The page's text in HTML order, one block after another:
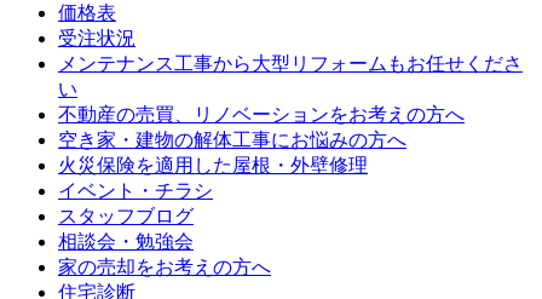
価格表
受注状況
メンテナンス工事から大型リフォームもお任せくださ
い
不動産の売買、リノベーションをお考えの方へ
空き家・建物の解体工事にお悩みの方へ
火災保険を適用した屋根・外壁修理
イベント・チラシ
スタッフブログ
相談会・勉強会
家の売却をお考えの方へ
住宅診断